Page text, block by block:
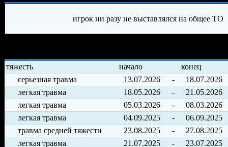
игрок ни разу не выставлялся на общее ТО
тяжесть начало
конец
серьезная травма
13.07.2026 -
18.07.2026
легкая травма
18.05.2026 -
21.05.2026
легкая травма
05.03.2026 -
08.03.2026
легкая травма
04.09.2025 -
06.09.2025
травма средней тяжести
23.08.2025 -
27.08.2025
легкая травма
21.07.2025 -
23.07.2025